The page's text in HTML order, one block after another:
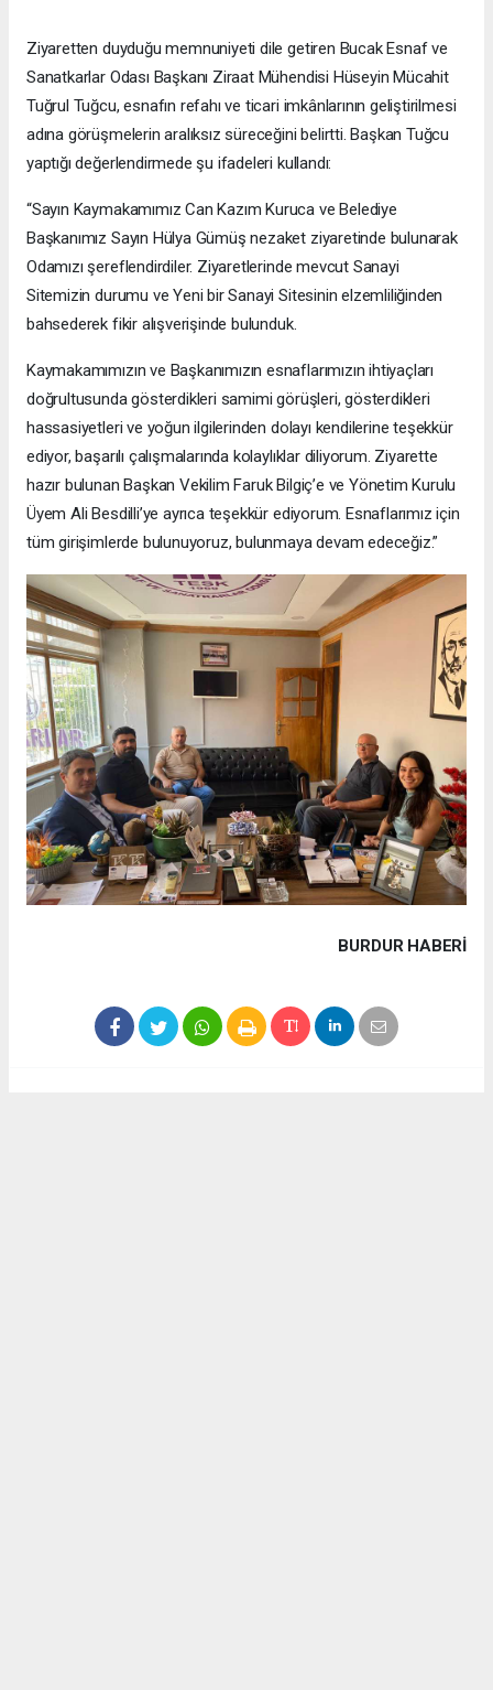
Ziyaretten duyduğu memnuniyeti dile getiren Bucak Esnaf ve
Sanatkarlar Odası Başkanı Ziraat Mühendisi Hüseyin Mücahit
Tuğrul Tuğcu, esnafın refahı ve ticari imkânlarının geliştirilmesi
adına görüşmelerin aralıksız süreceğini belirtti. Başkan Tuğcu
yaptığı değerlendirmede şu ifadeleri kullandı:
“Sayın Kaymakamımız Can Kazım Kuruca ve Belediye
Başkanımız Sayın Hülya Gümüş nezaket ziyaretinde bulunarak
Odamızı şereflendirdiler. Ziyaretlerinde mevcut Sanayi
Sitemizin durumu ve Yeni bir Sanayi Sitesinin elzemliliğinden
bahsederek fikir alışverişinde bulunduk.
Kaymakamımızın ve Başkanımızın esnaflarımızın ihtiyaçları
doğrultusunda gösterdikleri samimi görüşleri, gösterdikleri
hassasiyetleri ve yoğun ilgilerinden dolayı kendilerine teşekkür
ediyor, başarılı çalışmalarında kolaylıklar diliyorum. Ziyarette
hazır bulunan Başkan Vekilim Faruk Bilgiç’e ve Yönetim Kurulu
Üyem Ali Besdilli’ye ayrıca teşekkür ediyorum. Esnaflarımız için
tüm girişimlerde bulunuyoruz, bulunmaya devam edeceğiz.”
BURDUR HABERİ